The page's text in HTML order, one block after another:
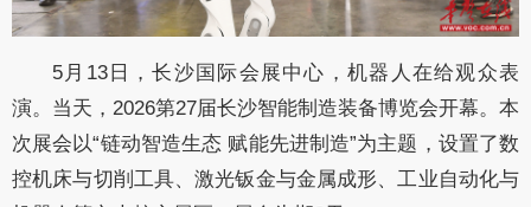
5月13日，长沙国际会展中心，机器人在给观众表
演。当天，2026第27届长沙智能制造装备博览会开幕。本
次展会以“链动智造生态 赋能先进制造”为主题，设置了数
控机床与切削工具、激光钣金与金属成形、工业自动化与